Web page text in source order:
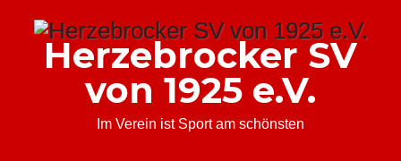
springenHerzebrocker SV
von 1925 e.V.
Im Verein ist Sport am schönsten